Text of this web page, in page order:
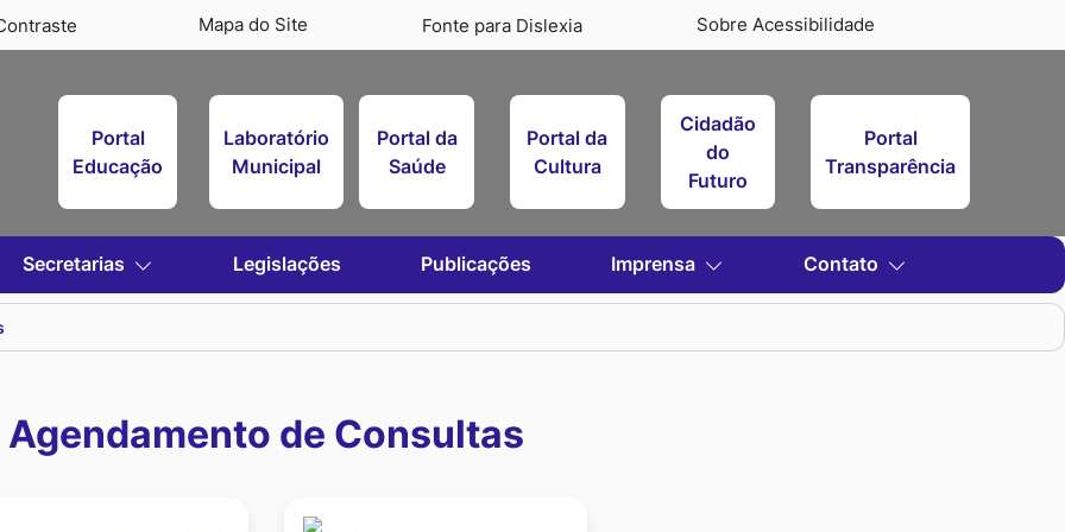
Mapa do Site Fonte para Dislexia Sobre Acessibilidade
Portal
Educação
Laboratório
Municipal
Portal da
Saúde
Portal da
Cultura
Cidadão
do
Futuro
Portal
Transparência
Secretarias Legislações Publicações Imprensa Contato
Agendamento de Consultas